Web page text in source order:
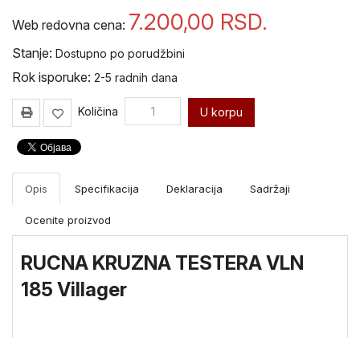
Coil
Ureznice
nareznice
VOLKEL
alat
instrumenti
Gradjevinske
oprema
Web redovna cena: 7.200,00 RSD.
Stanje: Dostupno po porudžbini
Rok isporuke: 2-5 radnih dana
Količina U korpu
Opis Specifikacija Deklaracija Sadržaji
Ocenite proizvod
RUCNA KRUZNA TESTERA VLN
185 Villager